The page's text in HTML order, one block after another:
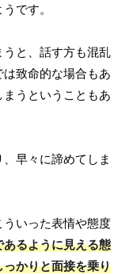
です。
と、話す方も混乱
致命的な場合もあ
うということもあ
早々に諦めてしま
いった表情や態度
あるように見える態
かりと面接を乗り